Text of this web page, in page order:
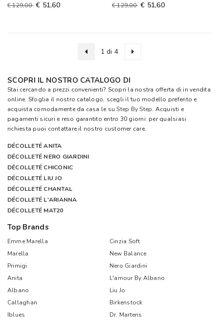
€ 129,00 € 51,60 € 129,00 € 51,60
1 di 4
SCOPRI IL NOSTRO CATALOGO DI
Stai cercando a prezzi convenienti? Scopri la nostra offerta di in vendita
online. Sfoglia il nostro catalogo, scegli il tuo modello preferito e
acquista comodamente da casa le suStep By Step. Acquisti e
pagamenti sicuri e reso garantito entro 30 giorni: per qualsiasi
richiesta puoi contattare il nostro customer care.
DÉCOLLETÉ ANITA
DÉCOLLETÉ NERO GIARDINI
DÉCOLLETÉ CHICONIC
DÉCOLLETÉ LIU JO
DÉCOLLETÉ CHANTAL
DÉCOLLETÉ L'ARIANNA
DÉCOLLETÉ MAT20
Top Brands
Emme Marella
Cinzia Soft
Marella
New Balance
Primigi
Nero Giardini
Anita
L'amour By Albano
Albano
Liu Jo
Callaghan
Birkenstock
Iblues
Dr. Martens